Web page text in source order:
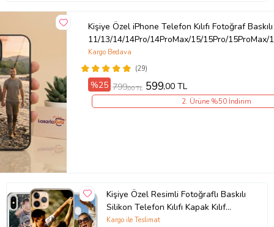
Kişiye Özel iPhone Telefon Kılıfı Fotoğraf Baskılı
11/13/14/14Pro/14ProMax/15/15Pro/
(29)
Kargo Bedava
%25 799,00 TL 599,00 TL
2. Ürüne %50 İndirim
Kişiye Özel Resimli Fotoğraflı Baskılı
Silikon Telefon Kılıfı Kapak Kılıf
(Telefon Modelleri Açıklamada)
Kargo ile Teslimat